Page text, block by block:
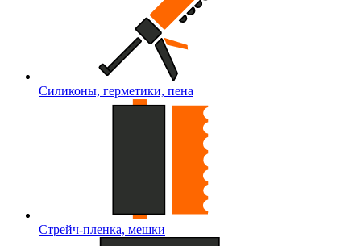
Силиконы, герметики, пена
Стрейч-пленка, мешки